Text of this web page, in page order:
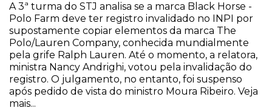
A 3ª turma do STJ analisa se a marca Black Horse -
Polo Farm deve ter registro invalidado no INPI por
supostamente copiar elementos da marca The
Polo/Lauren Company, conhecida mundialmente
pela grife Ralph Lauren. Até o momento, a relatora,
ministra Nancy Andrighi, votou pela invalidação do
registro. O julgamento, no entanto, foi suspenso
após pedido de vista do ministro Moura Ribeiro. Veja
mais...